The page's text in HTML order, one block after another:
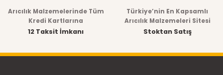
Arıcılık Malzemelerinde Tüm
Kredi Kartlarına
12 Taksit İmkanı
Türkiye’nin En Kapsamlı
Arıcılık Malzemeleri Sitesi
Stoktan Satış